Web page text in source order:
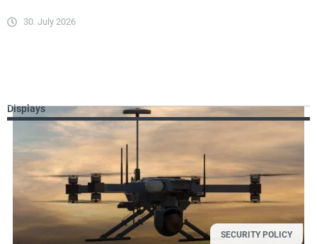
30. July 2026
SECURITY POLICY
Displays